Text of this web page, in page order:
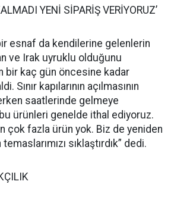
YENİ SİPARİŞ VERİYORUZ’
esnaf da kendilerine gelenlerin
ve Irak uyruklu olduğunu
bir kaç gün öncesine kadar
Sınır kapılarının açılmasının
saatlerinde gelmeye
ürünleri genelde ithal ediyoruz.
çok fazla ürün yok. Biz de yeniden
sıklaştırdık” dedi.